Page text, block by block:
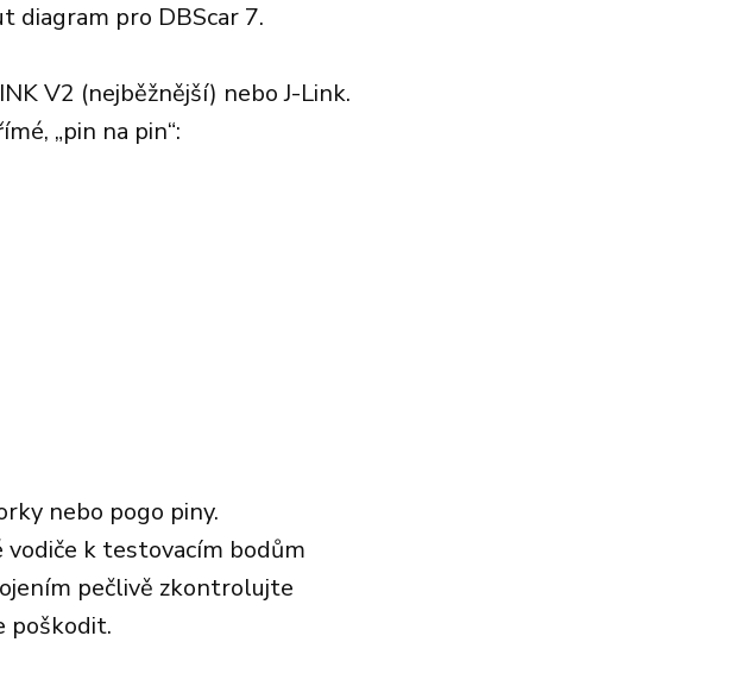
diagram pro DBScar 7.
V2 (nejběžnější) nebo J-Link.
„pin na pin“:
nebo pogo piny.
k testovacím bodům
pečlivě zkontrolujte
poškodit.